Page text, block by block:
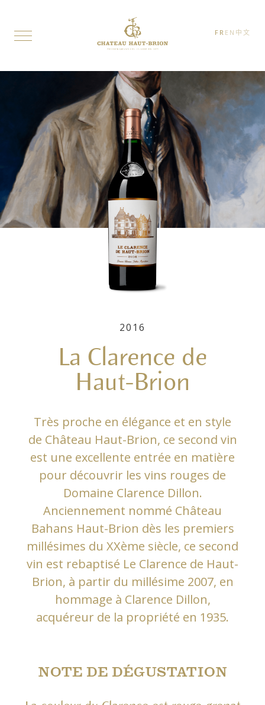
FR EN 中文
2016
La Clarence de
Haut-Brion
Très proche en élégance et en style
de Château Haut-Brion, ce second vin
est une excellente entrée en matière
pour découvrir les vins rouges de
Domaine Clarence Dillon.
Anciennement nommé Château
Bahans Haut-Brion dès les premiers
millésimes du XXème siècle, ce second
vin est rebaptisé Le Clarence de Haut-
Brion, à partir du millésime 2007, en
hommage à Clarence Dillon,
acquéreur de la propriété en 1935.
NOTE DE DÉGUSTATION